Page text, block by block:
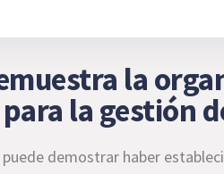
la
la gestión
demostrar haber